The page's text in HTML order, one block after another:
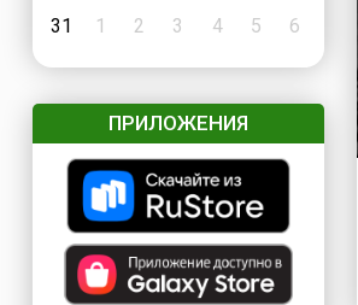
31
1 2 3 4 5 6
ПРИЛОЖЕНИЯ